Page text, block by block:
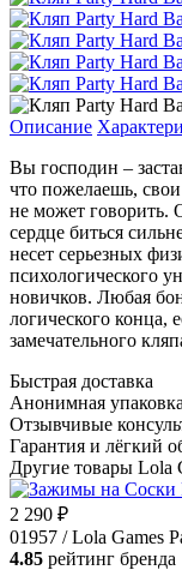
Описание
Вы господин –
что пожелаешь,
не может говорить.
сердце биться
несет серьезных
психологического
новичков. Любая
логического конца,
замечательного
Быстрая доставка
Анонимная упаковка
Отзывчивые
Гарантия и лёгкий
Другие товары Lola
2 290 ₽
01957 / Lola Games
4.85 рейтинг бренда